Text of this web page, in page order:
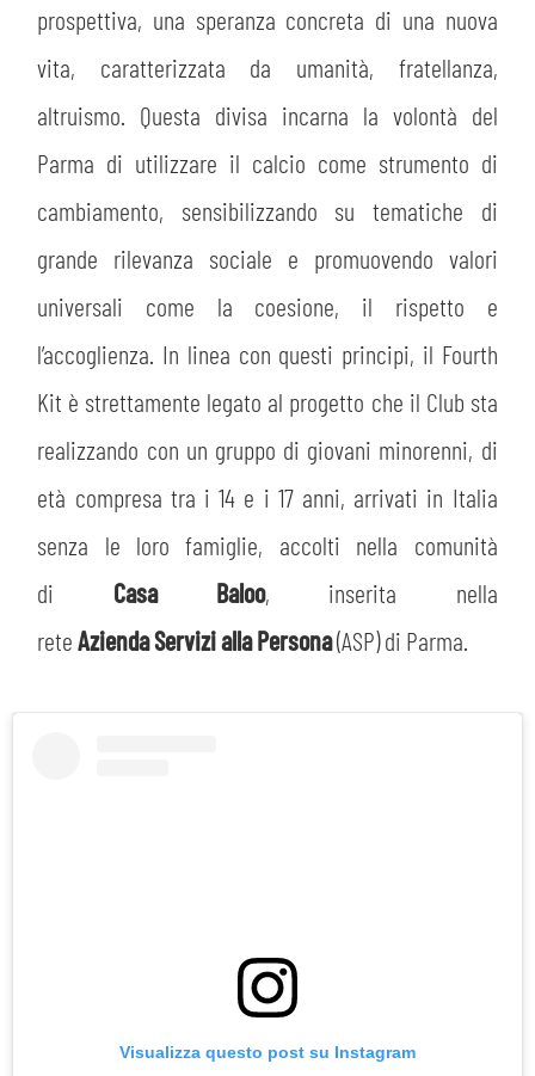
prospettiva, una speranza concreta di una nuova
vita, caratterizzata da umanità, fratellanza,
altruismo. Questa divisa incarna la volontà del
Parma di utilizzare il calcio come strumento di
cambiamento, sensibilizzando su tematiche di
grande rilevanza sociale e promuovendo valori
universali come la coesione, il rispetto e
l’accoglienza. In linea con questi principi, il Fourth
Kit è strettamente legato al progetto che il Club sta
realizzando con un gruppo di giovani minorenni, di
età compresa tra i 14 e i 17 anni, arrivati in Italia
senza le loro famiglie, accolti nella comunità
di Casa Baloo, inserita nella
reteAzienda Servizi alla Persona(ASP) di Parma.
Visualizza questo post su Instagram